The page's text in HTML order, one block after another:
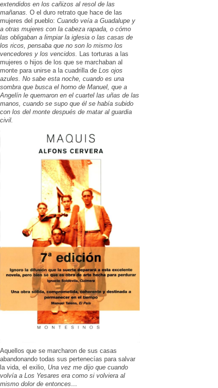
extendidos en los cañizos al resol de las
mañanas. O el duro retrato que hace de las
mujeres del pueblo: Cuando veía a Guadalupe y
a otras mujeres con la cabeza rapada, o cómo
las obligaban a limpiar la iglesia o las casas de
los ricos, pensaba que no son lo mismo los
vencedores y los vencidos. Las torturas a las
mujeres o hijos de los que se marchaban al
monte para unirse a la cuadrilla de Los ojos
azules. No sabe esta noche, cuando es una
sombra que busca el horno de Manuel, que a
Angelín le quemaron en el cuartel las uñas de las
manos, cuando se supo que él se había subido
con los del monte después de matar al guardia
civil.
Aquellos que se marcharon de sus casas
abandonando todas sus pertenecías para salvar
la vida, el exilio, Una vez me dijo que cuando
volvía a Los Yesares era como si volviera al
mismo dolor de entonces…